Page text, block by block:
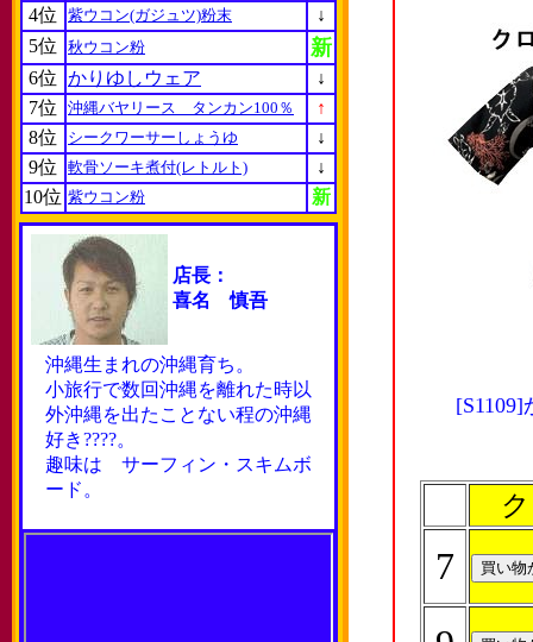
4位 紫ウコン(ガジュツ)粉末
↓
5位
秋ウコン粉 新
6位 かりゆしウェア
↓
7位
沖縄バヤリース タンカン100％
↑
8位
シークワーサーしょうゆ
↓
9位
軟骨ソーキ煮付(レトルト)
↓
10位 紫ウコン粉 新
店長：
喜名 慎吾
沖縄生まれの沖縄育ち。
小旅行で数回沖縄を離れた時以
外沖縄を出たことない程の沖縄
好き????。
趣味は サーフィン・スキムボ
ード。
7